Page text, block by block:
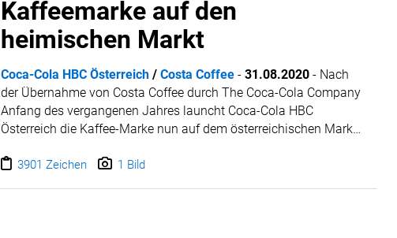
Kaffeemarke auf den
heimischen Markt
Coca-Cola HBC Österreich/ Costa Coffee- 31.08.2020 - Nach
der Übernahme von Costa Coffee durch The Coca-Cola Company
Anfang des vergangenen Jahres launcht Coca-Cola HBC
Österreich die Kaffee-Marke nun auf dem österreichischen Markt.
Express - dem neuen Helden des Coffee-to-go. Mit diesem
3901 Zeichen 1 Bild